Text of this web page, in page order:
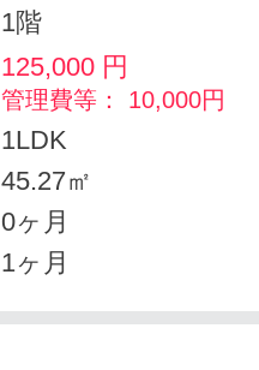
1階
125,000 円
管理費等： 10,000円
1LDK
45.27㎡
0ヶ月
1ヶ月